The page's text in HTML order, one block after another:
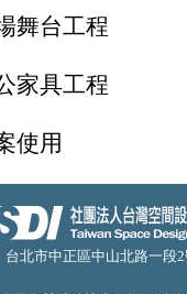
舞台工程
家具工程
使用
台北市中正區中山北路一段